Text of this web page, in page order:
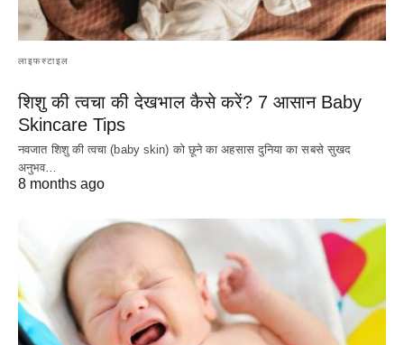
लाइफस्टाइल
शिशु की त्वचा की देखभाल कैसे करें? 7 आसान Baby
Skincare Tips
नवजात शिशु की त्वचा (baby skin) को छूने का अहसास दुनिया का सबसे सुखद
अनुभव…
8 months ago